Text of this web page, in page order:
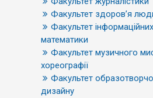
Факультет здоров’я
Факультет
математики
Факультет музичного
хореографії
Факультет
дизайну